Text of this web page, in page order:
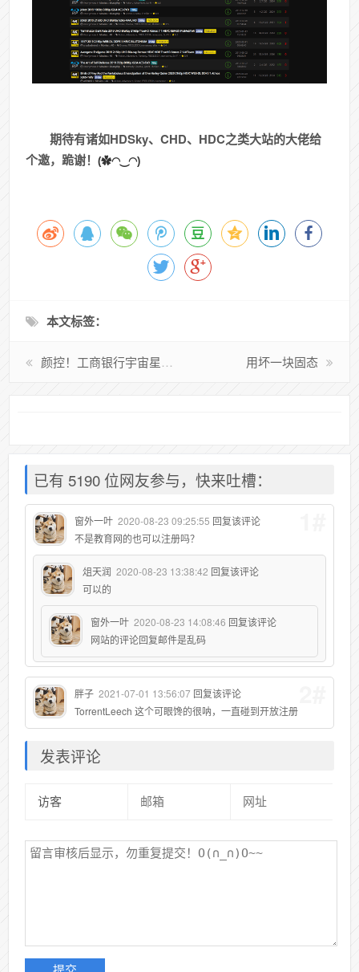
期待有诸如HDSky、CHD、HDC之类大站的大佬给
个邀，跪谢！(✿◠‿◠)
本文标签：
颜控！工商银行宇宙星座信用卡 用坏一块固态
已有 5190 位网友参与，快来吐槽：
窗外一叶 2020-08-23 09:25:55 回复该评论
不是教育网的也可以注册吗？
俎天润 2020-08-23 13:38:42 回复该评论
可以的
窗外一叶 2020-08-23 14:08:46 回复该评论
网站的评论回复邮件是乱码
胖子 2021-07-01 13:56:07 回复该评论
TorrentLeech 这个可眼馋的很呐，一直碰到开放注册
发表评论